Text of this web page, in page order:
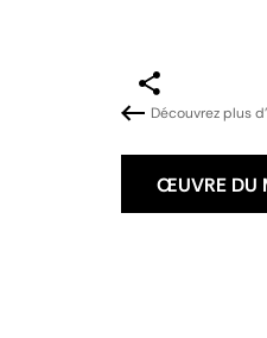
Découvrez plus
ŒUVRE DU